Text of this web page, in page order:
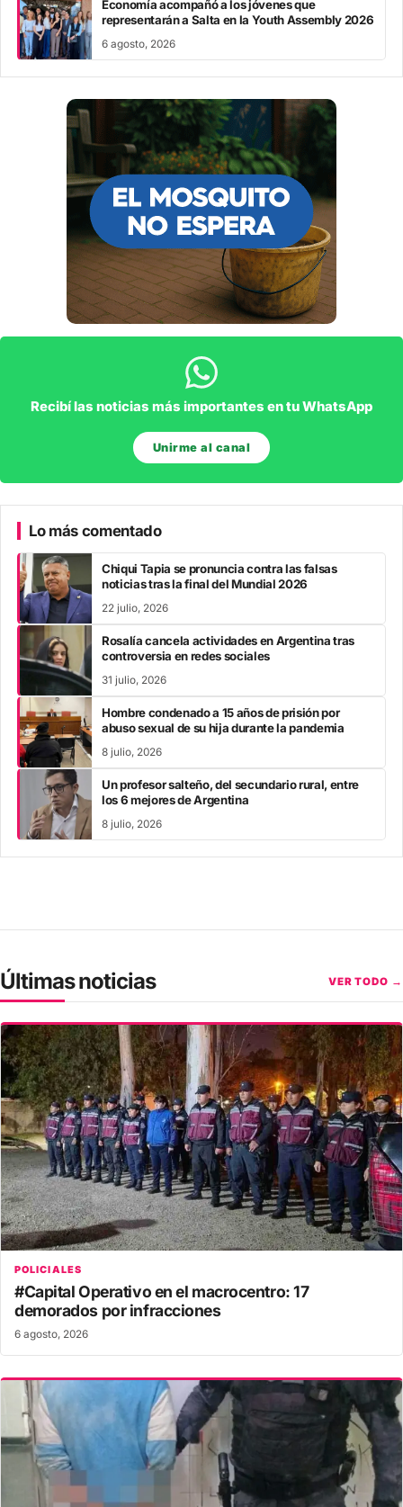
Economía acompañó a los jóvenes que
representarán a Salta en la Youth Assembly 2026
6 agosto, 2026
Recibí las noticias más importantes en tu WhatsApp
Unirme al canal
Lo más comentado
Chiqui Tapia se pronuncia contra las falsas
noticias tras la final del Mundial 2026
22 julio, 2026
Rosalía cancela actividades en Argentina tras
controversia en redes sociales
31 julio, 2026
Hombre condenado a 15 años de prisión por
abuso sexual de su hija durante la pandemia
8 julio, 2026
Un profesor salteño, del secundario rural, entre
los 6 mejores de Argentina
8 julio, 2026
Últimas noticias VER TODO →
POLICIALES
#Capital Operativo en el macrocentro: 17
demorados por infracciones
6 agosto, 2026